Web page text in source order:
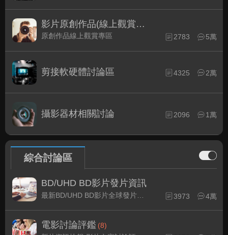
影片原創作品(線上觀賞區)
原創作品線上觀賞專區 2783 5萬
剪接軟硬體討論區 4325 2萬
攝影器材相關討論 2096 1萬
綜合討論區
BD/UHD BD影片發片資訊
3973 4萬
電影討論評鑑 (8)